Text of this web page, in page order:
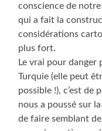
conscience de
qui a fait la
considérations
plus fort.
Le vrai pour danger
Turquie (elle peut
possible !), c’est de
nous a poussé sur
de faire semblant